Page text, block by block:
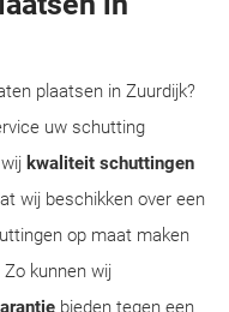
plaatsen in Zuurdijk?
uw schutting
kwaliteit schuttingen
wij beschikken over een
op maat maken
kunnen wij
bieden tegen een